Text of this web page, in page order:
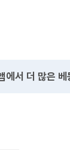
에서 더 많은